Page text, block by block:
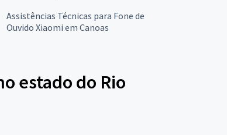
Assistências Técnicas para Fone de
Ouvido Xiaomi em Canoas
estado do Rio